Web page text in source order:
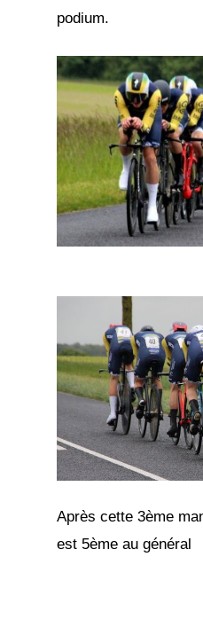
podium.
Après cette 3ème
est 5ème au général